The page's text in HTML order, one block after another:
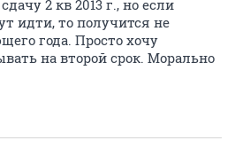
2 кв 2013 г., но если
идти, то получится не
года. Просто хочу
на второй срок. Морально